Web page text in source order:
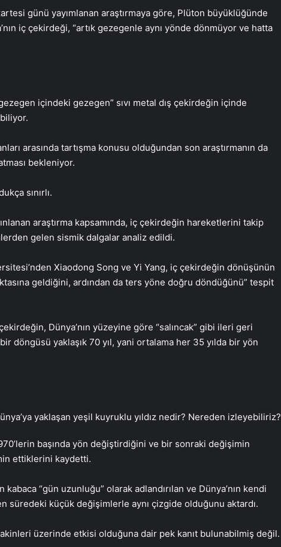
günü yayımlanan araştırmaya göre, Plüton büyüklüğünde
iç çekirdeği, “artık gezegenle aynı yönde dönmüyor ve hatta
içindeki gezegen” sıvı metal dış çekirdeğin içinde
arasında tartışma konusu olduğundan son araştırmanın da
bekleniyor.
sınırlı.
araştırma kapsamında, iç çekirdeğin hareketlerini takip
gelen sismik dalgalar analiz edildi.
Xiaodong Song ve Yi Yang, iç çekirdeğin dönüşünün
geldiğini, ardından da ters yöne doğru döndüğünü” tespit
Dünya’nın yüzeyine göre “salıncak” gibi ileri geri
döngüsü yaklaşık 70 yıl, yani ortalama her 35 yılda bir yön
yaklaşan yeşil kuyruklu yıldız nedir? Nereden izleyebiliriz?
başında yön değiştirdiğini ve bir sonraki değişimin
ettiklerini kaydetti.
“gün uzunluğu” olarak adlandırılan ve Dünya’nın kendi
süredeki küçük değişimlerle aynı çizgide olduğunu aktardı.
üzerinde etkisi olduğuna dair pek kanıt bulunabilmiş değil.